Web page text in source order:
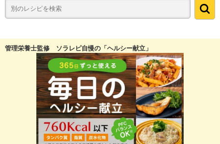
管理栄養士監修 ソラレピ自慢の「ヘルシー献立」